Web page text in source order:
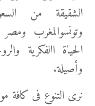
الشقيقة من
وتونسوالمغرب ومصر
الحياة االفكرية
وأصيلة.
نرى التنوع فى